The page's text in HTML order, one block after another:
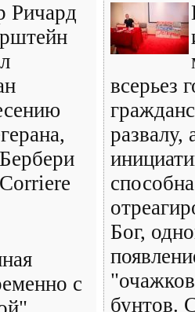
Ричард
с
всерьез
развалу,
Бог,
бунтов.